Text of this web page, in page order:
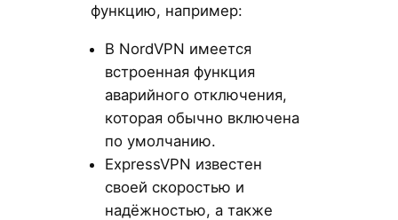
функцию, например:
В NordVPN имеется
встроенная функция
аварийного отключения,
которая обычно включена
по умолчанию.
ExpressVPN известен
своей скоростью и
надёжностью, а также